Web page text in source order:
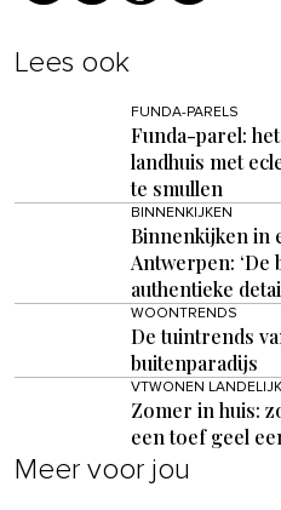
Lees ook
FUNDA-PARELS
Funda-parel:
landhuis met
te smullen
BINNENKIJKEN
Binnenkijken in
Antwerpen: ‘De
authentieke
WOONTRENDS
De tuintrends
buitenparadijs
VTWONEN LANDELIJK
Zomer in huis:
een toef geel
Meer voor jou